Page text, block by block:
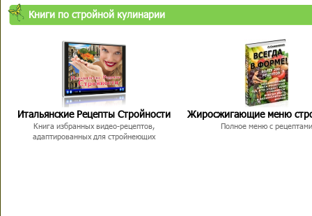
Книги по стройной кулинарии
Итальянские Рецепты Стройности
Книга избранных видео-рецептов,
адаптированных для стройнеющих
Жиросжигающие меню
Полное меню с рецептами